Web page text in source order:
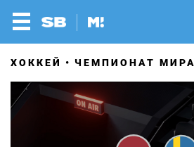
ХОККЕЙ ЧЕМПИОНАТ МИРА